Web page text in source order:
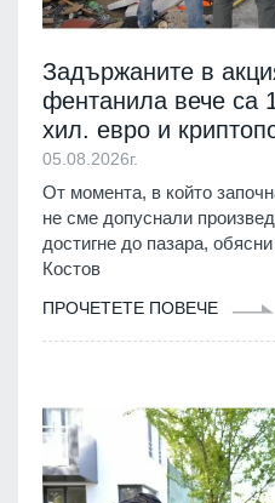
Задържаните в
фентанила вече са
хил. евро и
05.08.2026г.
От момента, в който
не сме допуснали
достигне до пазара,
Костов
ПРОЧЕТЕТЕ ПОВЕЧЕ